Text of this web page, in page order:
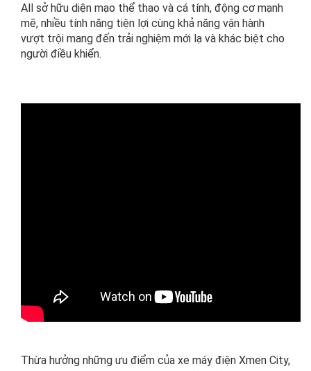
All sở hữu diện mạo thể thao và cá tính, động cơ mạnh
mẽ, nhiều tính năng tiện lợi cùng khả năng vận hành
vượt trội mang đến trải nghiệm mới lạ và khác biệt cho
người điều khiển.
Thừa hưởng những ưu điểm của xe máy điện Xmen City,